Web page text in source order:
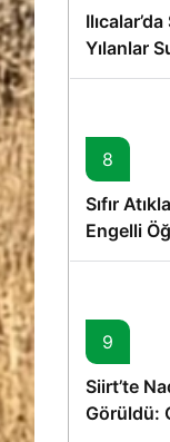
Yılanlar
8
Sıfır
Engelli
Dostları
9
Siirt’te
Görüldü: